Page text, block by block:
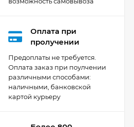
Оплата при
пролучении
Предоплаты не требуется.
Оплата заказ при поулчении
различными способами:
наличными, банковской
картой курьеру
Кухня Мишель -
длина 4,2 м
69 303₽
Кухня Принцесса -
44 091